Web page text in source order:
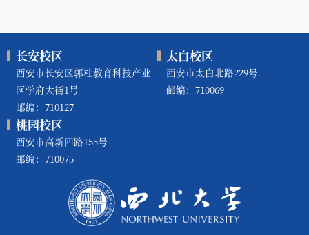
长安校区
西安市长安区郭杜教育科技产业
区学府大街1号
邮编：710127
太白校区
西安市太白北路229号
邮编：710069
桃园校区
西安市高新四路155号
邮编：710075